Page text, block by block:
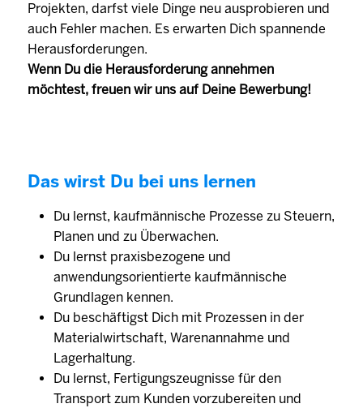
Projekten, darfst viele Dinge neu ausprobieren und
auch Fehler machen. Es erwarten Dich spannende
Herausforderungen.
Wenn Du die Herausforderung annehmen
möchtest, freuen wir uns auf Deine Bewerbung!
Das wirst Du bei uns lernen
Du lernst, kaufmännische Prozesse zu Steuern,
Planen und zu Überwachen.
Du lernst praxisbezogene und
anwendungsorientierte kaufmännische
Grundlagen kennen.
Du beschäftigst Dich mit Prozessen in der
Materialwirtschaft, Warenannahme und
Lagerhaltung.
Du lernst, Fertigungszeugnisse für den
Transport zum Kunden vorzubereiten und